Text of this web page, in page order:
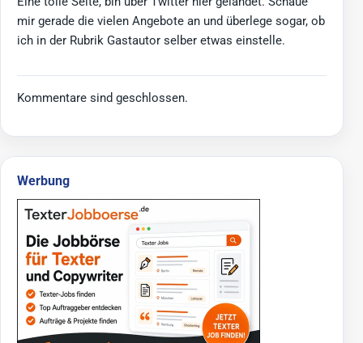
mir gerade die vielen Angebote an und überlege sogar, ob
ich in der Rubrik Gastautor selber etwas einstelle.
Kommentare sind geschlossen.
Werbung